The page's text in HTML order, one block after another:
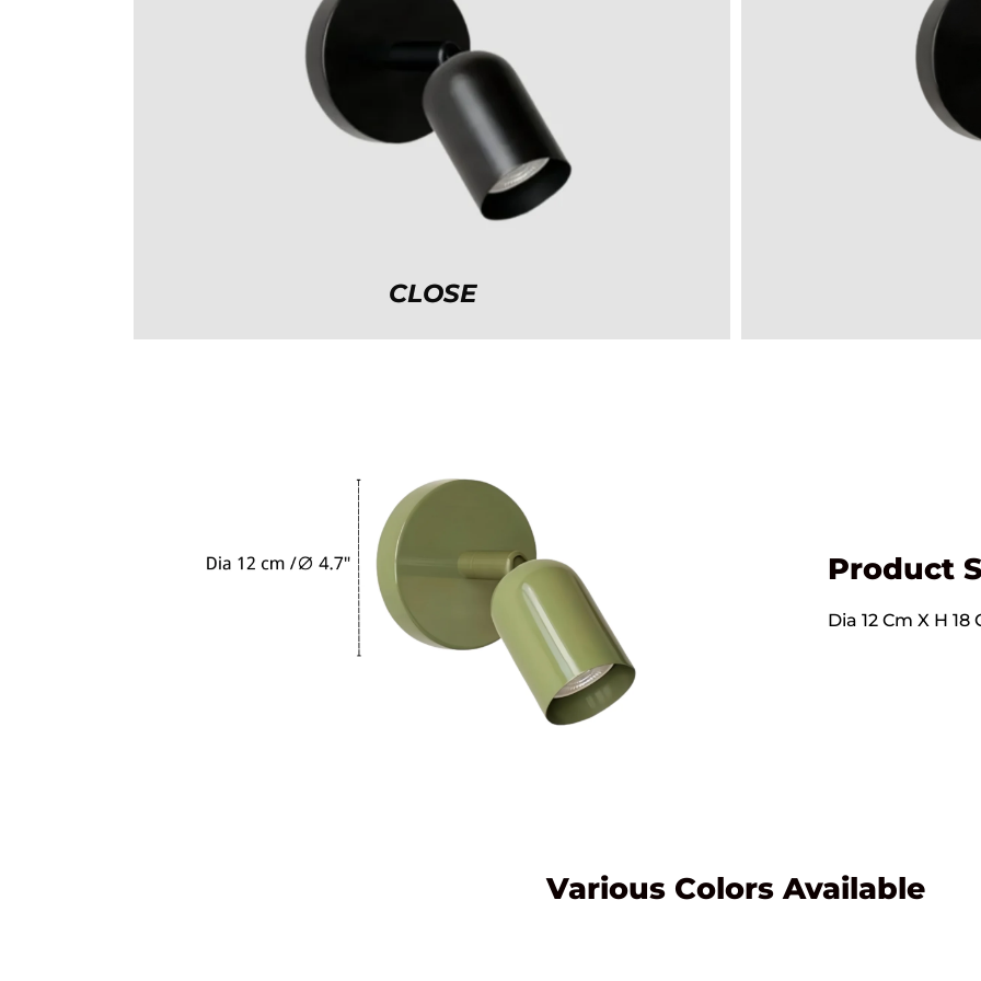
CLOSE
Product
Dia 12 Cm X H 18
Various Colors Available